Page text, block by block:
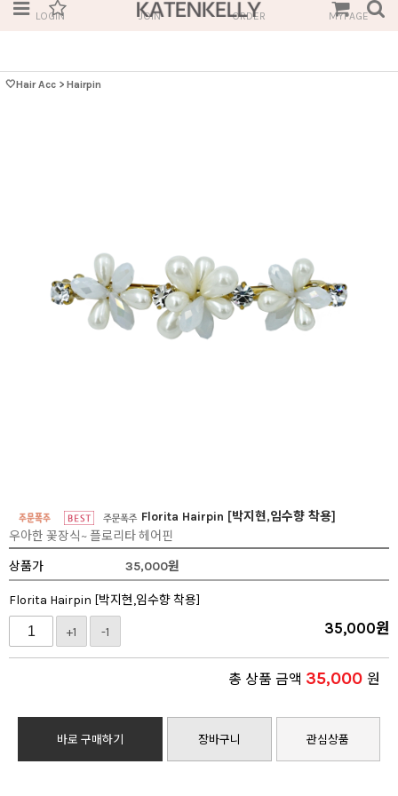
LOGIN JOIN ORDER MYPAGE
🤍Hair Acc > Hairpin
Florita Hairpin [박지현,임수향 착용]
우아한 꽃장식~ 플로리타 헤어핀
상품가
35,000원
Florita Hairpin [박지현,임수향 착용]
+1 -1 35,000원
총 상품 금액 35,000 원
바로 구매하기 장바구니 관심상품